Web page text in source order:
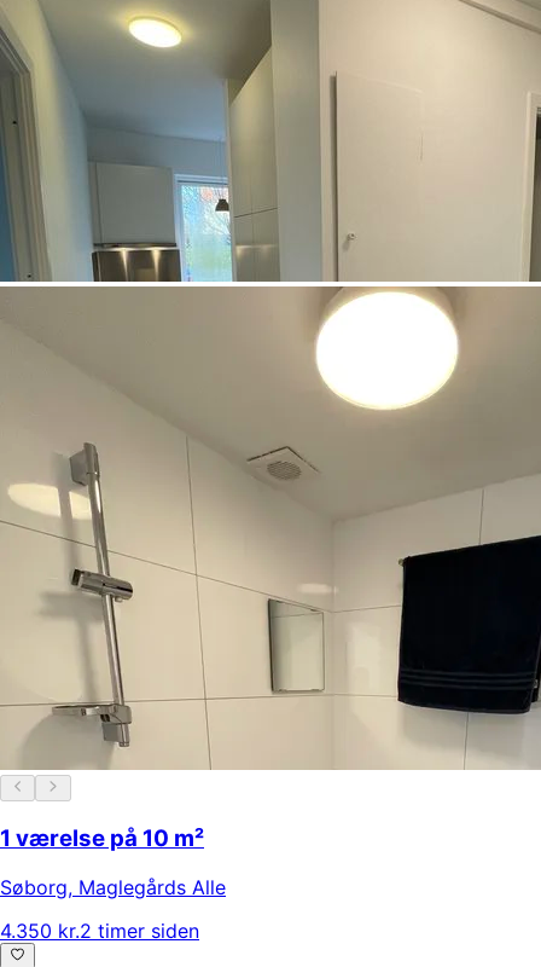
1 værelse på 10 m²
Søborg, Maglegårds Alle
4.350 kr.2 timer siden